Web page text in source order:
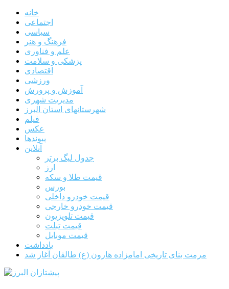
خانه
اجتماعی
سیاسی
فرهنگ و هنر
علم و فناوری
پزشکی و سلامت
اقتصادی
ورزشی
آموزش و پرورش
مدیریت شهری
شهرستانهای استان البرز
فیلم
عکس
پیوندها
آنلاین
جدول لیگ برتر
ارز
قیمت طلا و سکه
بورس
قیمت خودرو داخلی
قیمت خودرو خارجی
قیمت تلویزیون
قیمت تبلت
قیمت موبایل
یادداشت
مرمت بنای تاریخی امامزاده هارون (ع) طالقان آغاز شد